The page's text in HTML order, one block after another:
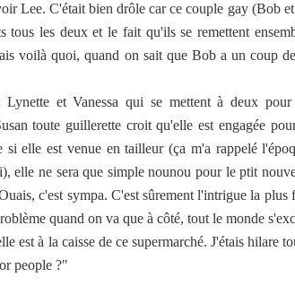
Lee. C'était bien drôle car ce couple gay (Bob
tous les deux et le fait qu'ils se remettent
voilà quoi, quand on sait que Bob a un coup
Lynette et Vanessa qui se mettent à deux
toute guillerette croit qu'elle est engagée
si elle est venue en tailleur (ça m'a rappelé
elle ne sera que simple nounou pour le ptit
c'est sympa. C'est sûrement l'intrigue la plus
quand on va que à côté, tout le monde
est à la caisse de ce supermarché. J'étais hilare
people ?"